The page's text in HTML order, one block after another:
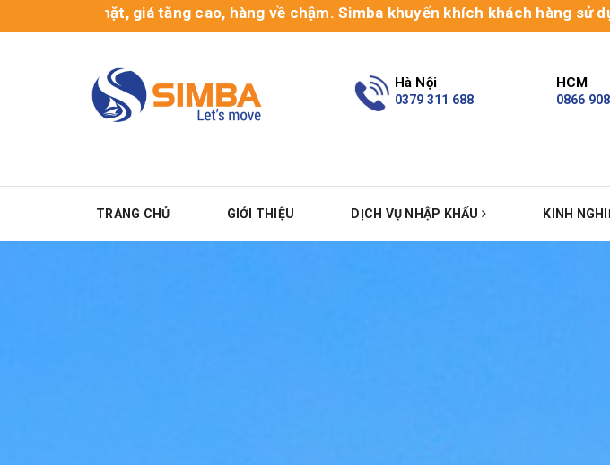
chặt, giá tăng cao, hàng về chậm. Simba khuyến khích khách hàng sử dụng
Hà Nội
0379 311 688
HCM
0866
TRANG CHỦ GIỚI THIỆU DỊCH VỤ NHẬP KHẨU KINH